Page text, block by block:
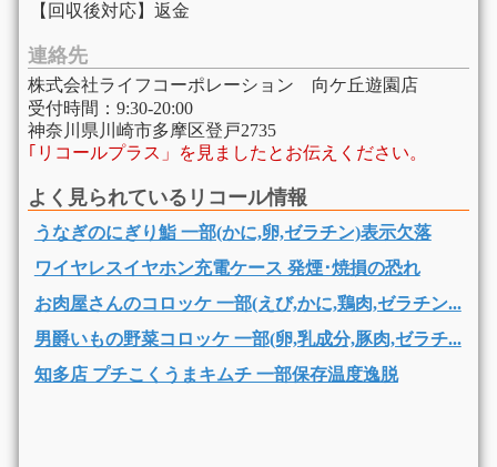
【回収後対応】返金
連絡先
株式会社ライフコーポレーション 向ケ丘遊園店
受付時間：9:30-20:00
神奈川県川崎市多摩区登戸2735
｢リコールプラス」を見ましたとお伝えください。
よく見られているリコール情報
うなぎのにぎり鮨 一部(かに,卵,ゼラチン)表示欠落
ワイヤレスイヤホン充電ケース 発煙･焼損の恐れ
お肉屋さんのコロッケ 一部(えび,かに,鶏肉,ゼラチン...
男爵いもの野菜コロッケ 一部(卵,乳成分,豚肉,ゼラチ...
知多店 プチこくうまキムチ 一部保存温度逸脱